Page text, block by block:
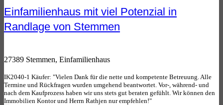
Einfamilienhaus mit viel Potenzial in
Randlage von Stemmen
27389 Stemmen, Einfamilienhaus
IK2040-1 Käufer: "Vielen Dank für die nette und kompetente Betreuung. Alle
Termine und Rückfragen wurden umgehend beantwortet. Vor-, während- und
nach dem Kaufprozess haben wir uns stets gut beraten gefühlt. Wir können den
Immobilien Kontor und Herrn Rathjen nur empfehlen!"